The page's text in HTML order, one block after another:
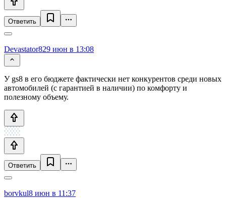
Ответить
Devastator829 июн в 13:08
У gs8 в его бюджете фактически нет конкурентов среди новых
автомобилей (с гарантией в наличии) по комфорту и
полезному объему.
Ответить
borvkul8 июн в 11:37